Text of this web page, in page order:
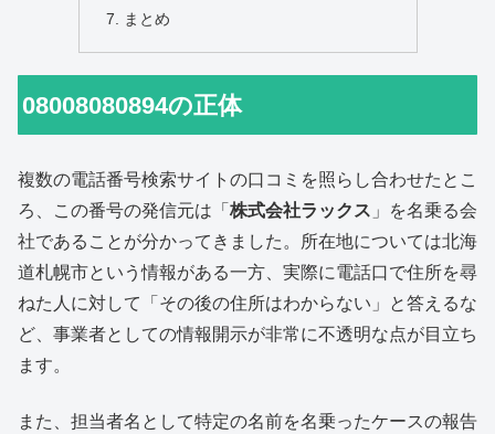
まとめ
08008080894の正体
複数の電話番号検索サイトの口コミを照らし合わせたとこ
ろ、この番号の発信元は「 株式会社ラックス 」を名乗る会
社であることが分かってきました。所在地については北海
道札幌市という情報がある一方、実際に電話口で住所を尋
ねた人に対して「その後の住所はわからない」と答えるな
ど、事業者としての情報開示が非常に不透明な点が目立ち
ます。
また、担当者名として特定の名前を名乗ったケースの報告